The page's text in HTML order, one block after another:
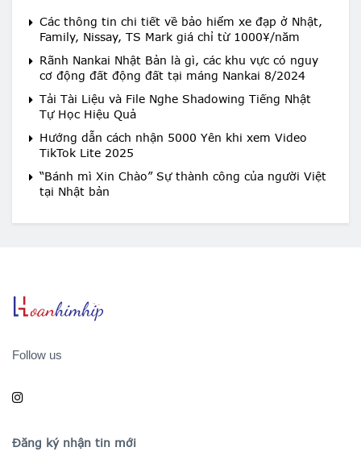
Các thông tin chi tiết về bảo hiểm xe đạp ở Nhật,
Family, Nissay, TS Mark giá chỉ từ 1000¥/năm
Rãnh Nankai Nhật Bản là gì, các khu vực có nguy
cơ động đất động đất tại máng Nankai 8/2024
Tải Tài Liệu và File Nghe Shadowing Tiếng Nhật
Tự Học Hiệu Quả
Hướng dẫn cách nhận 5000 Yên khi xem Video
TikTok Lite 2025
“Bánh mì Xin Chào” Sự thành công của người Việt
tại Nhật bản
Follow us
Đăng ký nhận tin mới